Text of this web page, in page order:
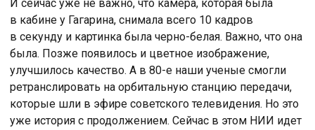
И сейчас уже не важно, что камера, которая была
в кабине у Гагарина, снимала всего 10 кадров
в секунду и картинка была черно-белая. Важно, что она
была. Позже появилось и цветное изображение,
улучшилось качество. А в 80-е наши ученые смогли
ретранслировать на орбитальную станцию передачи,
которые шли в эфире советского телевидения. Но это
уже история с продолжением. Сейчас в этом НИИ идет